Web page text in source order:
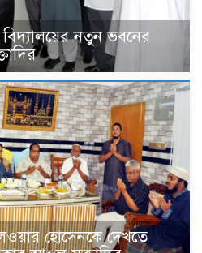
নতুন ভবনের
হোসেনকে দেখতে